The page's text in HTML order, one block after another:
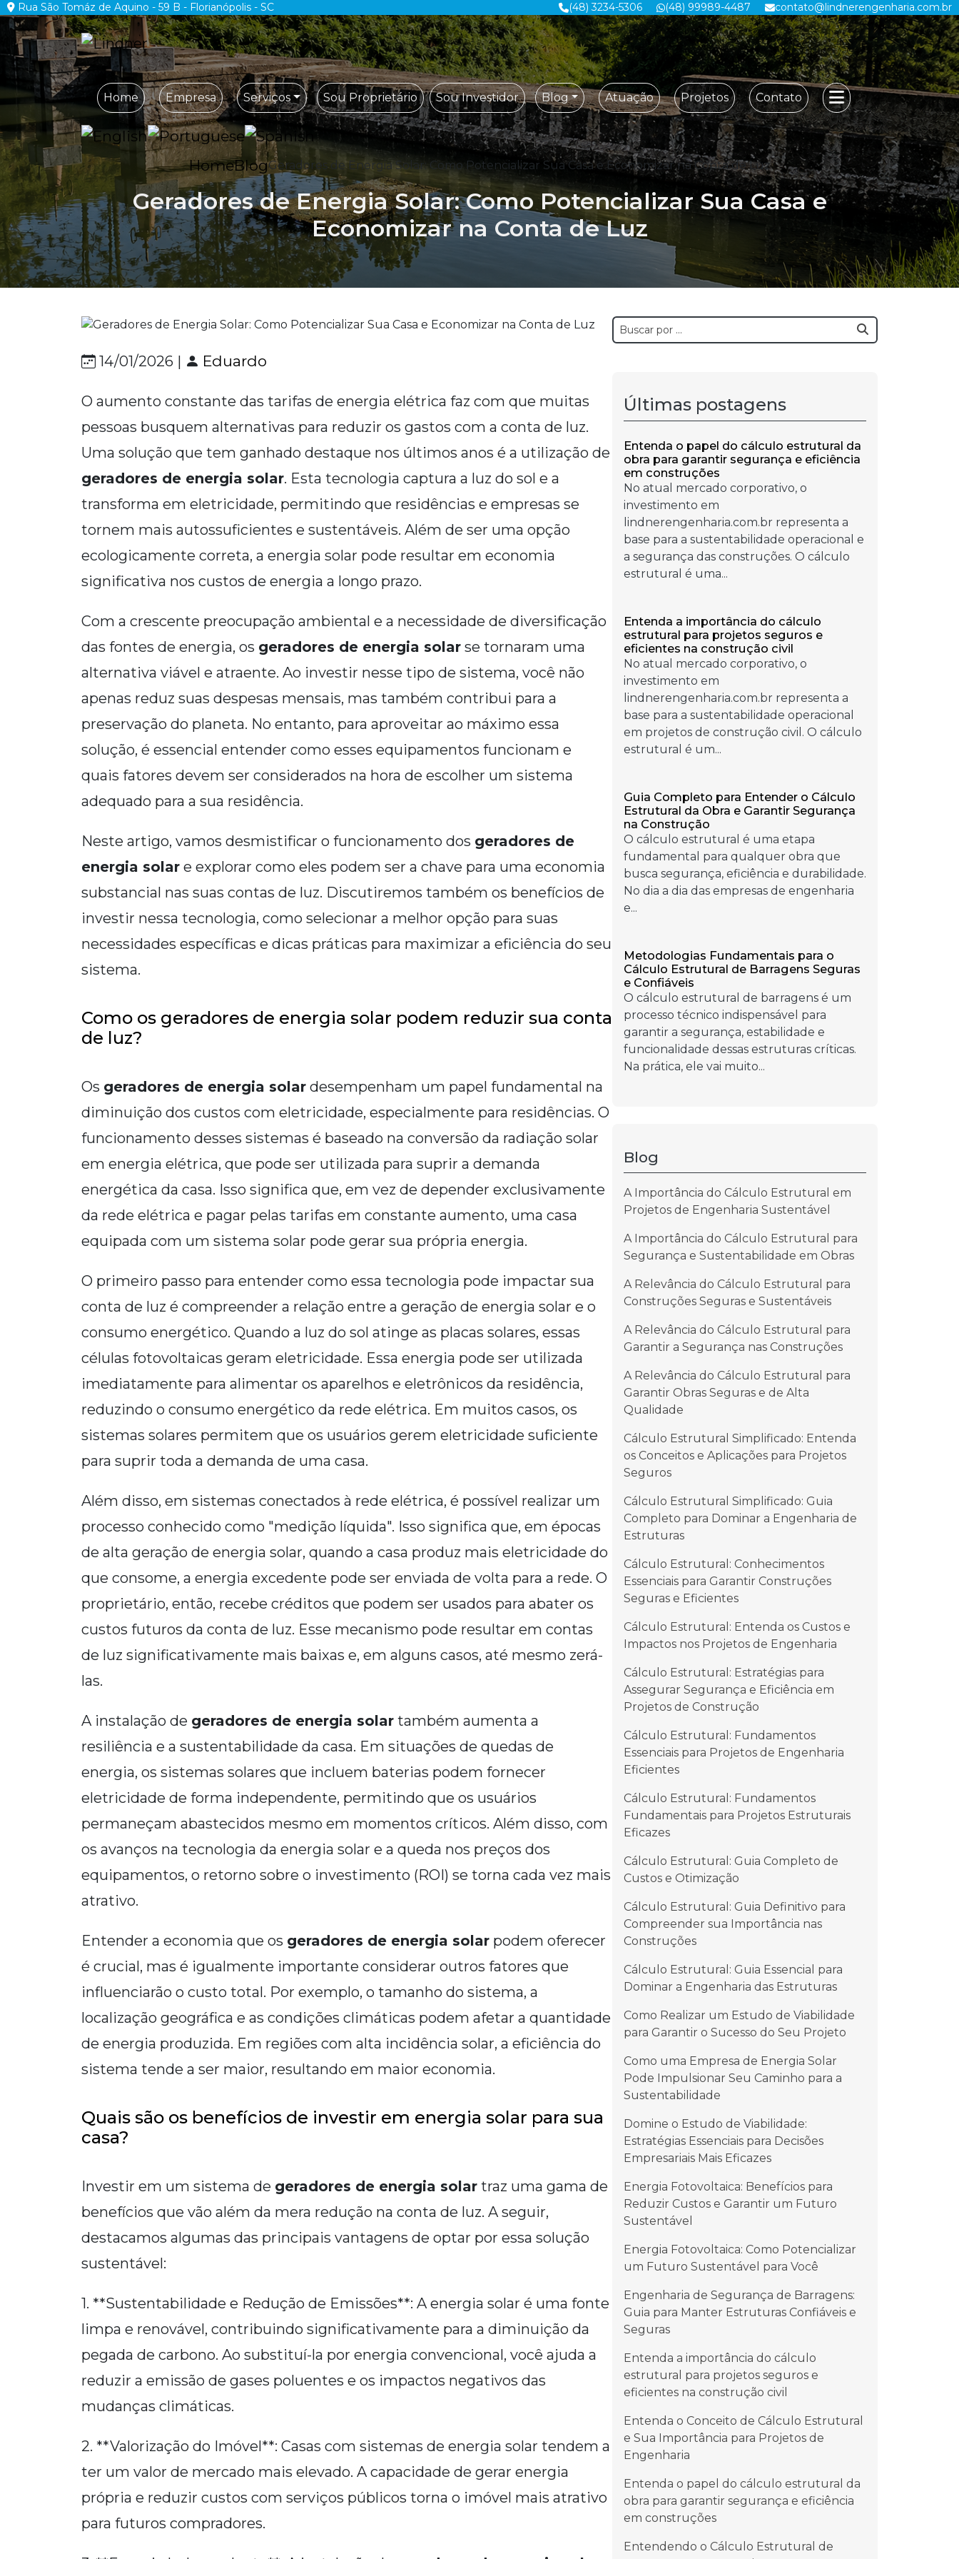
Rua São Tomáz de Aquino - 59 B - Florianópolis - SC (48) 3234-5306 (48) 99989-4487 contato@lindnerengenharia.com.br
Home Empresa Serviços Blog
Sou Proprietário Sou Investidor Atuação Projetos Contato
HomeBlogGeradores de Energia Solar: Como Potencializar Sua Casa e Economizar na Conta de Luz
Geradores de Energia Solar: Como Potencializar Sua Casa e
Economizar na Conta de Luz
14/01/2026 | Eduardo
O aumento constante das tarifas de energia elétrica faz com que muitas
pessoas busquem alternativas para reduzir os gastos com a conta de luz.
Uma solução que tem ganhado destaque nos últimos anos é a utilização de
geradores de energia solar. Esta tecnologia captura a luz do sol e a
transforma em eletricidade, permitindo que residências e empresas se
tornem mais autossuficientes e sustentáveis. Além de ser uma opção
ecologicamente correta, a energia solar pode resultar em economia
significativa nos custos de energia a longo prazo.
Com a crescente preocupação ambiental e a necessidade de diversificação
das fontes de energia, os geradores de energia solar se tornaram uma
alternativa viável e atraente. Ao investir nesse tipo de sistema, você não
apenas reduz suas despesas mensais, mas também contribui para a
preservação do planeta. No entanto, para aproveitar ao máximo essa
solução, é essencial entender como esses equipamentos funcionam e
quais fatores devem ser considerados na hora de escolher um sistema
adequado para a sua residência.
Neste artigo, vamos desmistificar o funcionamento dos geradores de
energia solar e explorar como eles podem ser a chave para uma economia
substancial nas suas contas de luz. Discutiremos também os benefícios de
investir nessa tecnologia, como selecionar a melhor opção para suas
necessidades específicas e dicas práticas para maximizar a eficiência do seu
sistema.
Como os geradores de energia solar podem reduzir sua conta
de luz?
Os geradores de energia solar desempenham um papel fundamental na
diminuição dos custos com eletricidade, especialmente para residências. O
funcionamento desses sistemas é baseado na conversão da radiação solar
em energia elétrica, que pode ser utilizada para suprir a demanda
energética da casa. Isso significa que, em vez de depender exclusivamente
da rede elétrica e pagar pelas tarifas em constante aumento, uma casa
equipada com um sistema solar pode gerar sua própria energia.
O primeiro passo para entender como essa tecnologia pode impactar sua
conta de luz é compreender a relação entre a geração de energia solar e o
consumo energético. Quando a luz do sol atinge as placas solares, essas
células fotovoltaicas geram eletricidade. Essa energia pode ser utilizada
imediatamente para alimentar os aparelhos e eletrônicos da residência,
reduzindo o consumo energético da rede elétrica. Em muitos casos, os
sistemas solares permitem que os usuários gerem eletricidade suficiente
para suprir toda a demanda de uma casa.
Além disso, em sistemas conectados à rede elétrica, é possível realizar um
processo conhecido como "medição líquida". Isso significa que, em épocas
de alta geração de energia solar, quando a casa produz mais eletricidade do
que consome, a energia excedente pode ser enviada de volta para a rede. O
proprietário, então, recebe créditos que podem ser usados para abater os
custos futuros da conta de luz. Esse mecanismo pode resultar em contas
de luz significativamente mais baixas e, em alguns casos, até mesmo zerá-
las.
A instalação de geradores de energia solar também aumenta a
resiliência e a sustentabilidade da casa. Em situações de quedas de
energia, os sistemas solares que incluem baterias podem fornecer
eletricidade de forma independente, permitindo que os usuários
permaneçam abastecidos mesmo em momentos críticos. Além disso, com
os avanços na tecnologia da energia solar e a queda nos preços dos
equipamentos, o retorno sobre o investimento (ROI) se torna cada vez mais
atrativo.
Entender a economia que os geradores de energia solar podem oferecer
é crucial, mas é igualmente importante considerar outros fatores que
influenciarão o custo total. Por exemplo, o tamanho do sistema, a
localização geográfica e as condições climáticas podem afetar a quantidade
de energia produzida. Em regiões com alta incidência solar, a eficiência do
sistema tende a ser maior, resultando em maior economia.
Quais são os benefícios de investir em energia solar para sua
casa?
Investir em um sistema de geradores de energia solar traz uma gama de
benefícios que vão além da mera redução na conta de luz. A seguir,
destacamos algumas das principais vantagens de optar por essa solução
sustentável:
1. **Sustentabilidade e Redução de Emissões**: A energia solar é uma fonte
limpa e renovável, contribuindo significativamente para a diminuição da
pegada de carbono. Ao substituí-la por energia convencional, você ajuda a
reduzir a emissão de gases poluentes e os impactos negativos das
mudanças climáticas.
2. **Valorização do Imóvel**: Casas com sistemas de energia solar tendem a
ter um valor de mercado mais elevado. A capacidade de gerar energia
própria e reduzir custos com serviços públicos torna o imóvel mais atrativo
para futuros compradores.
Últimas postagens
Entenda o papel do cálculo estrutural da
obra para garantir segurança e eficiência
em construções
No atual mercado corporativo, o
investimento em
lindnerengenharia.com.br representa a
base para a sustentabilidade operacional e
a segurança das construções. O cálculo
estrutural é uma...
Entenda a importância do cálculo
estrutural para projetos seguros e
eficientes na construção civil
No atual mercado corporativo, o
investimento em
lindnerengenharia.com.br representa a
base para a sustentabilidade operacional
em projetos de construção civil. O cálculo
estrutural é um...
Guia Completo para Entender o Cálculo
Estrutural da Obra e Garantir Segurança
na Construção
O cálculo estrutural é uma etapa
fundamental para qualquer obra que
busca segurança, eficiência e durabilidade.
No dia a dia das empresas de engenharia
e...
Metodologias Fundamentais para o
Cálculo Estrutural de Barragens Seguras
e Confiáveis
O cálculo estrutural de barragens é um
processo técnico indispensável para
garantir a segurança, estabilidade e
funcionalidade dessas estruturas críticas.
Na prática, ele vai muito...
Blog
A Importância do Cálculo Estrutural em
Projetos de Engenharia Sustentável
A Importância do Cálculo Estrutural para
Segurança e Sustentabilidade em Obras
A Relevância do Cálculo Estrutural para
Construções Seguras e Sustentáveis
A Relevância do Cálculo Estrutural para
Garantir a Segurança nas Construções
A Relevância do Cálculo Estrutural para
Garantir Obras Seguras e de Alta
Qualidade
Cálculo Estrutural Simplificado: Entenda
os Conceitos e Aplicações para Projetos
Seguros
Cálculo Estrutural Simplificado: Guia
Completo para Dominar a Engenharia de
Estruturas
Cálculo Estrutural: Conhecimentos
Essenciais para Garantir Construções
Seguras e Eficientes
Cálculo Estrutural: Entenda os Custos e
Impactos nos Projetos de Engenharia
Cálculo Estrutural: Estratégias para
Assegurar Segurança e Eficiência em
Projetos de Construção
Cálculo Estrutural: Fundamentos
Essenciais para Projetos de Engenharia
Eficientes
Cálculo Estrutural: Fundamentos
Fundamentais para Projetos Estruturais
Eficazes
Cálculo Estrutural: Guia Completo de
Custos e Otimização
Cálculo Estrutural: Guia Definitivo para
Compreender sua Importância nas
Construções
Cálculo Estrutural: Guia Essencial para
Dominar a Engenharia das Estruturas
Como Realizar um Estudo de Viabilidade
para Garantir o Sucesso do Seu Projeto
Como uma Empresa de Energia Solar
Pode Impulsionar Seu Caminho para a
Sustentabilidade
Domine o Estudo de Viabilidade:
Estratégias Essenciais para Decisões
Empresariais Mais Eficazes
Energia Fotovoltaica: Benefícios para
Reduzir Custos e Garantir um Futuro
Sustentável
Energia Fotovoltaica: Como Potencializar
um Futuro Sustentável para Você
Engenharia de Segurança de Barragens:
Guia para Manter Estruturas Confiáveis e
Seguras
Entenda a importância do cálculo
estrutural para projetos seguros e
eficientes na construção civil
Entenda o Conceito de Cálculo Estrutural
e Sua Importância para Projetos de
Engenharia
Entenda o papel do cálculo estrutural da
obra para garantir segurança e eficiência
em construções
Entendendo o Cálculo Estrutural de